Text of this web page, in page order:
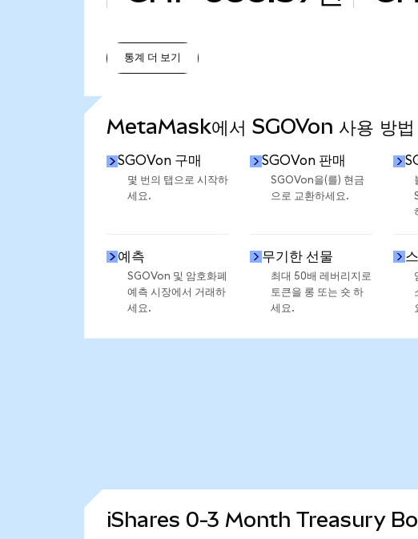
통계 더 보기
MetaMask에서 SGOVon 사용 방법
SGOVon 구매
몇 번의 탭으로 시작하
세요.
SGOVon 판매
SGOVon을(를) 현금
으로 교환하세요.
예측
SGOVon 및 암호화폐
예측 시장에서 거래하
세요.
무기한 선물
최대 50배 레버리지로
토큰을 롱 또는 숏 하
세요.
iShares 0-3 Month Treasury